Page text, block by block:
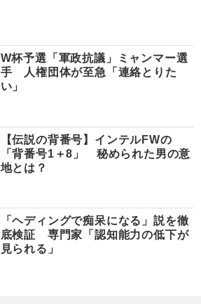
W杯予選「軍政抗議」ミャンマー選
手 人権団体が至急「連絡とりた
い」
【伝説の背番号】インテルFWの
「背番号1＋8」 秘められた男の意
地とは？
「ヘディングで痴呆になる」説を徹
底検証 専門家「認知能力の低下が
見られる」